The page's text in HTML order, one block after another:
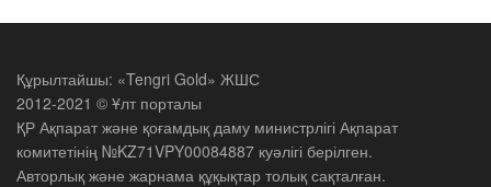
Құрылтайшы: «Tengri Gold» ЖШС
2012-2021 © Ұлт порталы
ҚР Ақпарат және қоғамдық даму министрлігі Ақпарат
комитетінің №KZ71VPY00084887 куәлігі берілген.
Авторлық және жарнама құқықтар толық сақталған.